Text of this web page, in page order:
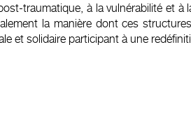
traumatique, à la vulnérabilité et à
la manière dont ces
et solidaire participant à une